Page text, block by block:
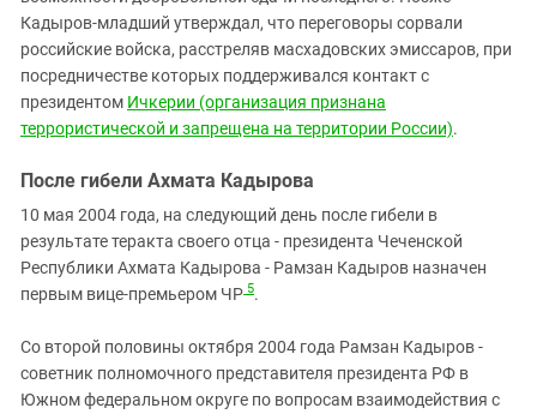
Кадыров-младший утверждал, что переговоры сорвали
российские войска, расстреляв масхадовских эмиссаров, при
посредничестве которых поддерживался контакт с
президентом Ичкерии (организация признана
террористической и запрещена на территории России).
После гибели Ахмата Кадырова
10 мая 2004 года, на следующий день после гибели в
результате теракта своего отца - президента Чеченской
Республики Ахмата Кадырова - Рамзан Кадыров назначен
первым вице-премьером ЧР 5.
Со второй половины октября 2004 года Рамзан Кадыров -
советник полномочного представителя президента РФ в
Южном федеральном округе по вопросам взаимодействия с